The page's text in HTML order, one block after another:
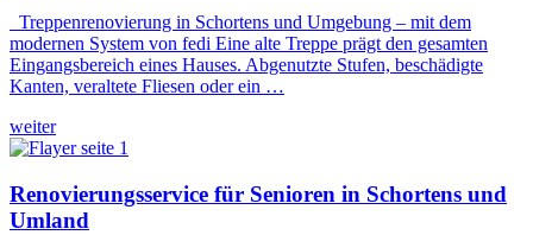
Treppenrenovierung in Schortens und Umgebung – mit dem
modernen System von fedi Eine alte Treppe prägt den gesamten
Eingangsbereich eines Hauses. Abgenutzte Stufen, beschädigte
Kanten, veraltete Fliesen oder ein …
weiter
Renovierungsservice für Senioren in Schortens und
Umland